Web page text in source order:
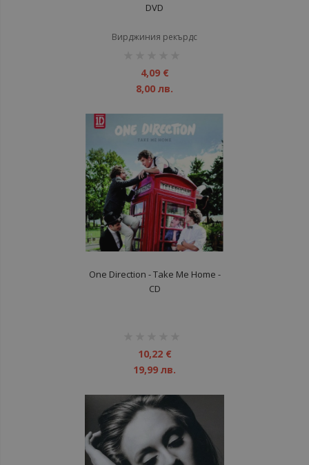
DVD
Вирджиния рекърдс
4,09 €
8,00 лв.
One Direction - Take Me Home -
CD
10,22 €
19,99 лв.